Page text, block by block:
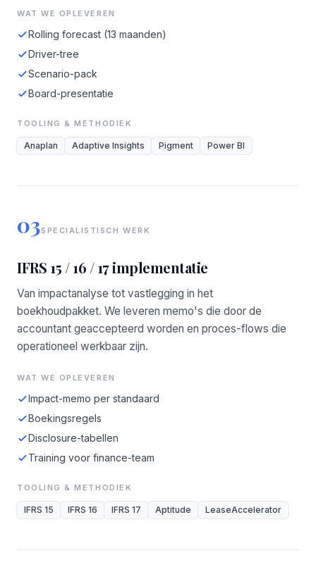
WAT WE OPLEVEREN
Rolling forecast (13 maanden)
Driver-tree
Scenario-pack
Board-presentatie
TOOLING & METHODIEK
Anaplan Adaptive Insights Pigment Power BI
03SPECIALISTISCH WERK
IFRS 15 / 16 / 17 implementatie
Van impactanalyse tot vastlegging in het
boekhoudpakket. We leveren memo's die door de
accountant geaccepteerd worden en proces-flows die
operationeel werkbaar zijn.
WAT WE OPLEVEREN
Impact-memo per standaard
Boekingsregels
Disclosure-tabellen
Training voor finance-team
TOOLING & METHODIEK
IFRS 15 IFRS 16 IFRS 17 Aptitude LeaseAccelerator